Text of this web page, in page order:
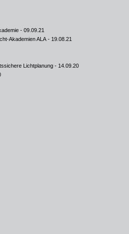
- 09.09.21
Akademien ALA - 19.08.21
Lichtplanung - 14.09.20